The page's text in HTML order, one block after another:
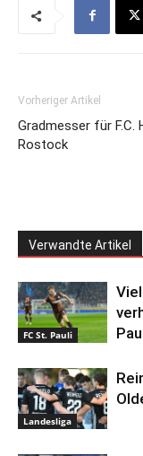
Vorheriger Artikel
Gradmesser für F.C.
Rostock
Verwandte Artikel
FC St. Pauli
Landesliga